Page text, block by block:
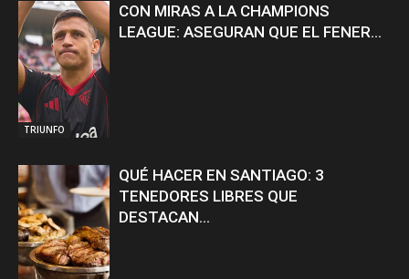
TRIUNFO
CON MIRAS A LA CHAMPIONS
LEAGUE: ASEGURAN QUE EL FENER...
QUÉ HACER EN SANTIAGO: 3
TENEDORES LIBRES QUE
DESTACAN...